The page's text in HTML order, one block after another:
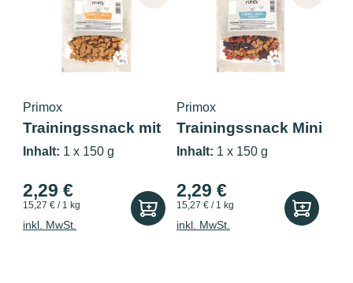
Primox
Trainingssnack mit
Geflügel...
Inhalt: 1 x 150 g
2,29 €
15,27 € / 1 kg
inkl. MwSt.
Primox
Trainingssnack Mini
Mix 150g
Inhalt: 1 x 150 g
2,29 €
15,27 € / 1 kg
inkl. MwSt.